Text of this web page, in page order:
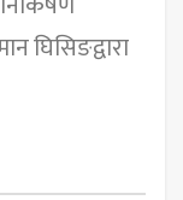
घिसिङद्वारा